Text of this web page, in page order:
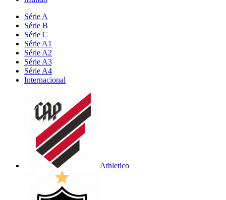
Série A
Série B
Série C
Série A1
Série A2
Série A3
Série A4
Internacional
Athletico